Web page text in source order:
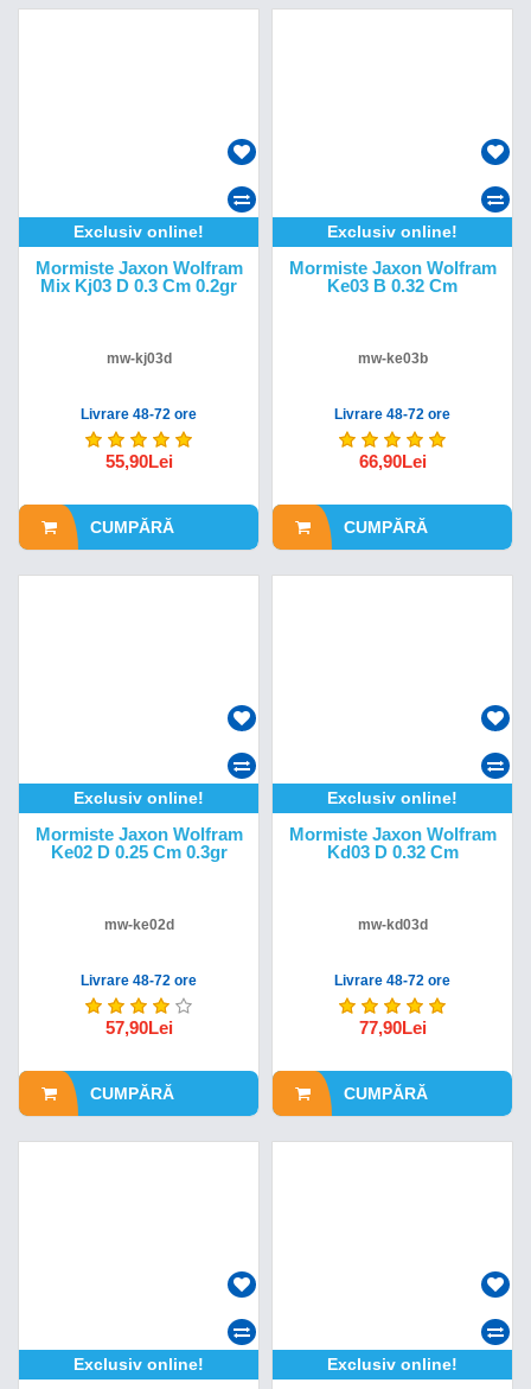
Exclusiv online!
Mormiste Jaxon Wolfram
Mix Kj03 D 0.3 Cm 0.2gr
mw-kj03d
Livrare 48-72 ore
55,90Lei
CUMPĂRĂ
Exclusiv online!
Mormiste Jaxon Wolfram
Ke03 B 0.32 Cm
mw-ke03b
Livrare 48-72 ore
66,90Lei
CUMPĂRĂ
Exclusiv online!
Mormiste Jaxon Wolfram
Ke02 D 0.25 Cm 0.3gr
mw-ke02d
Livrare 48-72 ore
57,90Lei
CUMPĂRĂ
Exclusiv online!
Mormiste Jaxon Wolfram
Kd03 D 0.32 Cm
mw-kd03d
Livrare 48-72 ore
77,90Lei
CUMPĂRĂ
Exclusiv online! Exclusiv online!